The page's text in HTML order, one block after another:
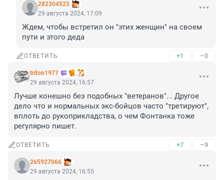
282304523
29 августа 2024, 17:09
Ждем, чтобы встретил он "этих женщин" на своем
пути и этого деда
ОТВЕТИТЬ +1 –0
triton1977
29 августа 2024, 16:57
Лучше конешно без подобных "ветеранов"... Другое
дело что и нормальных экс-бойцов часто "третируют",
вплоть до рукоприкладства, о чем Фонтанка тоже
регулярно пишет.
ОТВЕТИТЬ +7 –9
265927066
29 августа 2024, 16:55